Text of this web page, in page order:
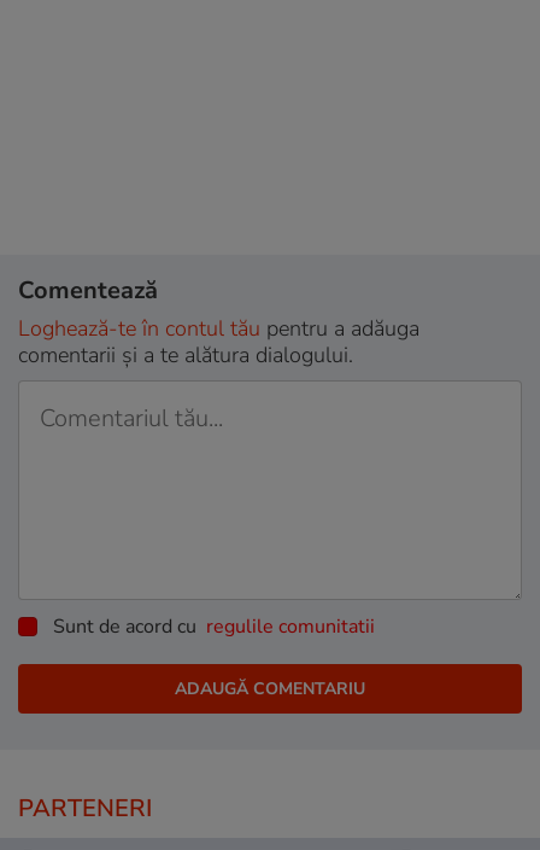
Comentează
Loghează-te în contul tău pentru a adăuga
comentarii și a te alătura dialogului.
Sunt de acord cu regulile comunitatii
PARTENERI